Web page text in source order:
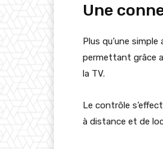
Une
Plus qu’une
permettant grâce
la TV.
Le contrôle
à distance et de